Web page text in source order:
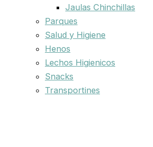
Jaulas Chinchillas
Parques
Salud y Higiene
Henos
Lechos Higienicos
Snacks
Transportines